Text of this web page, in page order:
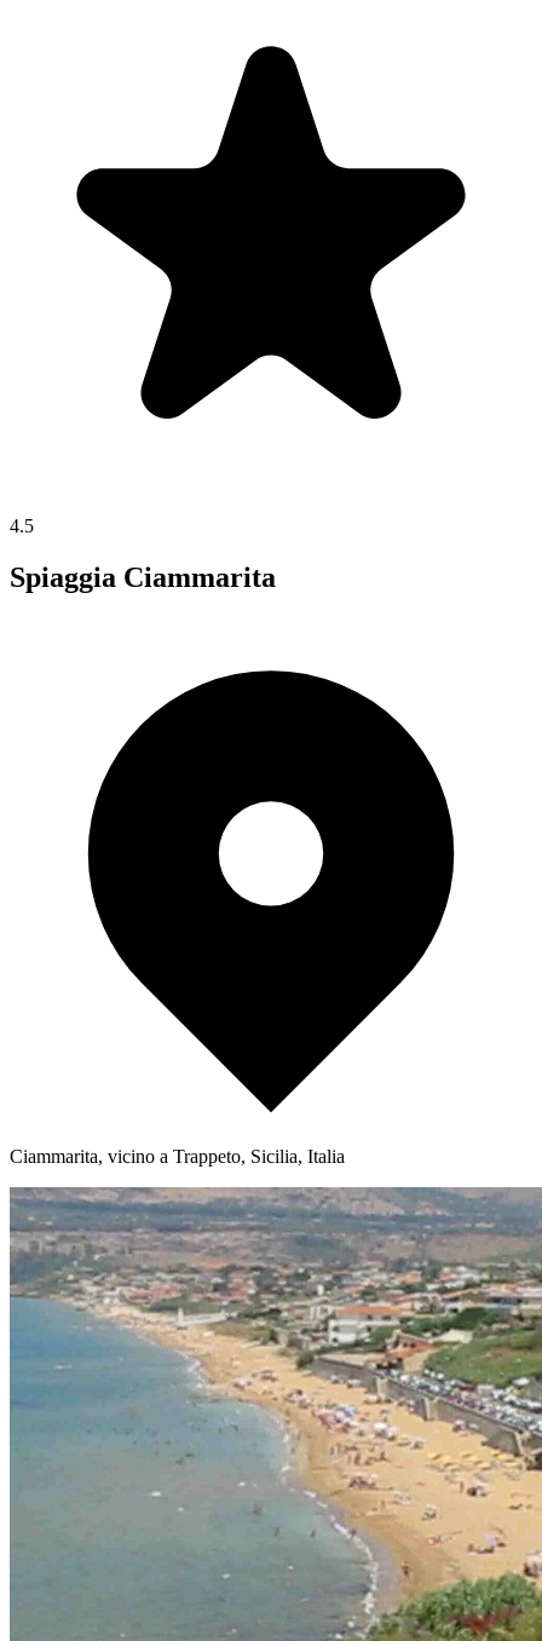
4.5
Spiaggia Ciammarita
Ciammarita, vicino a Trappeto, Sicilia, Italia